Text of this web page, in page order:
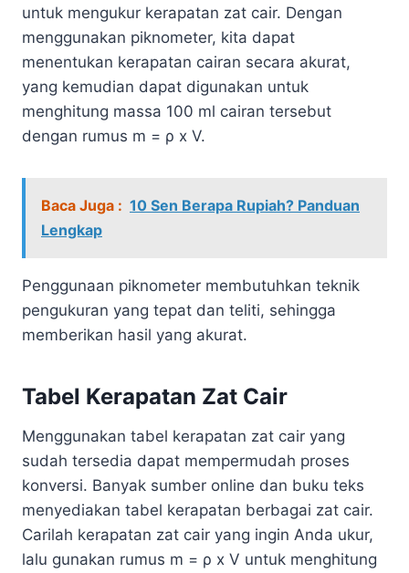
untuk mengukur kerapatan zat cair. Dengan
menggunakan piknometer, kita dapat
menentukan kerapatan cairan secara akurat,
yang kemudian dapat digunakan untuk
menghitung massa 100 ml cairan tersebut
dengan rumus m = ρ x V.
Baca Juga : 10 Sen Berapa Rupiah? Panduan
Lengkap
Penggunaan piknometer membutuhkan teknik
pengukuran yang tepat dan teliti, sehingga
memberikan hasil yang akurat.
Tabel Kerapatan Zat Cair
Menggunakan tabel kerapatan zat cair yang
sudah tersedia dapat mempermudah proses
konversi. Banyak sumber online dan buku teks
menyediakan tabel kerapatan berbagai zat cair.
Carilah kerapatan zat cair yang ingin Anda ukur,
lalu gunakan rumus m = ρ x V untuk menghitung